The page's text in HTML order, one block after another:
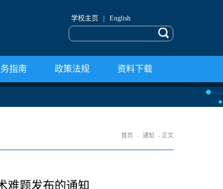
学校主页 English
指南 政策法规 资料下载
首页 - 通知 - 正文
难题发布的通知